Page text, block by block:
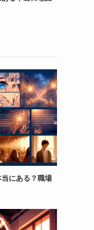
にある？職場